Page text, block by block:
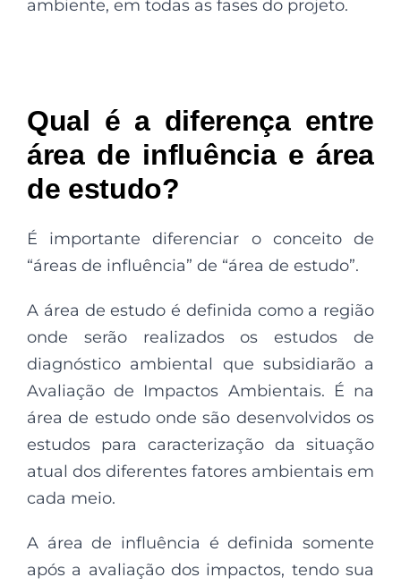
ambiente, em todas as fases do projeto.
Qual é a diferença entre
área de influência e área
de estudo?
É importante diferenciar o conceito de
“áreas de influência” de “área de estudo”.
A área de estudo é definida como a região
onde serão realizados os estudos de
diagnóstico ambiental que subsidiarão a
Avaliação de Impactos Ambientais. É na
área de estudo onde são desenvolvidos os
estudos para caracterização da situação
atual dos diferentes fatores ambientais em
cada meio.
A área de influência é definida somente
após a avaliação dos impactos, tendo sua